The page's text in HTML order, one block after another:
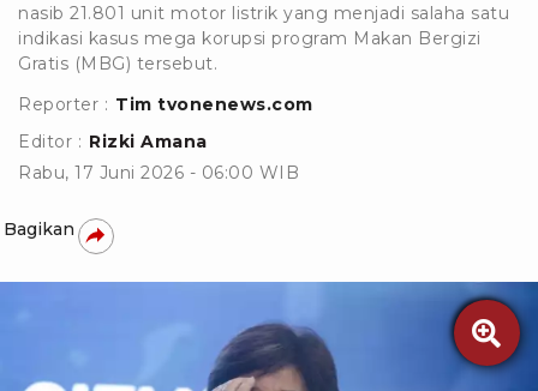
nasib 21.801 unit motor listrik yang menjadi salaha satu
indikasi kasus mega korupsi program Makan Bergizi
Gratis (MBG) tersebut.
Reporter : Tim tvonenews.com
Editor : Rizki Amana
Rabu, 17 Juni 2026 - 06:00 WIB
Bagikan
